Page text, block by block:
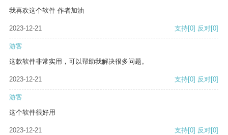
我喜欢这个软件 作者加油
2023-12-21 支持[0] 反对[0]
游客
这款软件非常实用，可以帮助我解决很多问题。
2023-12-21 支持[0] 反对[0]
游客
这个软件很好用
2023-12-21 支持[0] 反对[0]